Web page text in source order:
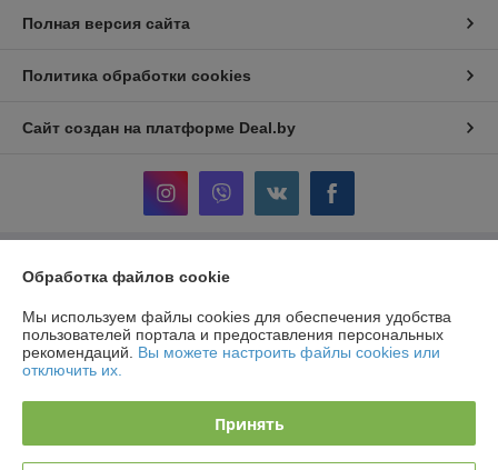
Полная версия сайта
Политика обработки cookies
Сайт создан на платформе Deal.by
Информация для покупателя
Юридическое лицо:ООО «АльгенаЛайт»
225209, г. Береза Брестской обл., ул. Комсомольская, 1Б
Регистрационный номер ЕГР: 291184364
УНП: 291184364
Регистрационный орган: Березовский РИК
Обработка файлов cookie
Мы используем файлы cookies для обеспечения удобства
пользователей портала и предоставления персональных
рекомендаций. Вы можете настроить файлы cookies или
отключить их.
Принять